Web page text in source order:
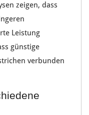
zeigen, dass
Leistung
günstige
verbunden